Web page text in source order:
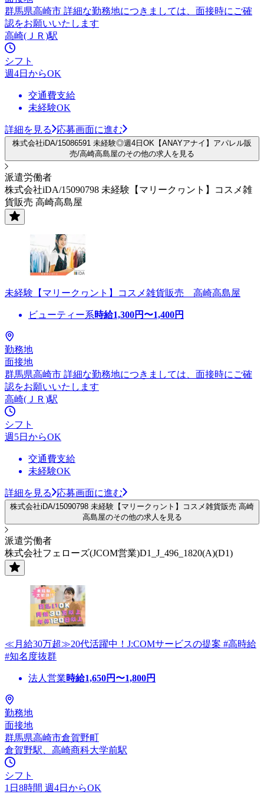
群馬県高崎市 詳細な勤務地につきましては、面接時にご確
認をお願いいたします
高崎(ＪＲ)駅
シフト
週4日からOK
交通費支給
未経験OK
詳細を見る 応募画面に進む
株式会社iDA/15086591 未経験◎週4日OK【ANAYアナイ】アパレル販
売/高崎高島屋のその他の求人を見る
派遣労働者
株式会社iDA/15090798 未経験【マリークヮント】コスメ雑
貨販売 高崎高島屋
未経験【マリークヮント】コスメ雑貨販売 高崎高島屋
ビューティー系時給1,300円〜1,400円
勤務地
面接地
群馬県高崎市 詳細な勤務地につきましては、面接時にご確
認をお願いいたします
高崎(ＪＲ)駅
シフト
週5日からOK
交通費支給
未経験OK
詳細を見る 応募画面に進む
株式会社iDA/15090798 未経験【マリークヮント】コスメ雑貨販売 高崎
高島屋のその他の求人を見る
派遣労働者
株式会社フェローズ(JCOM営業)D1_J_496_1820(A)(D1)
≪月給30万超≫20代活躍中！J:COMサービスの提案 #高時給
#知名度抜群
法人営業時給1,650円〜1,800円
勤務地
面接地
群馬県高崎市倉賀野町
倉賀野駅、高崎商科大学前駅
シフト
1日8時間 週4日からOK